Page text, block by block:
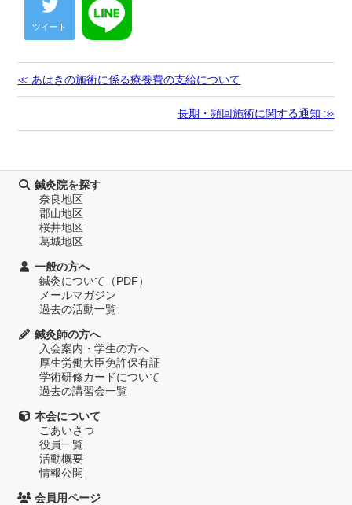
ツイート
≪ あはきの施術に係る療養費の支給について
長期・頻回施術に関する通知 ≫
鍼灸院を探す
奈良地区
郡山地区
桜井地区
葛城地区
一般の方へ
鍼灸について（PDF）
メールマガジン
過去の活動一覧
鍼灸師の方へ
入会案内・学生の方へ
厚生労働大臣免許保有証
学術研修カードについて
過去の講習会一覧
本会について
ごあいさつ
役員一覧
活動概要
情報公開
会員用ページ